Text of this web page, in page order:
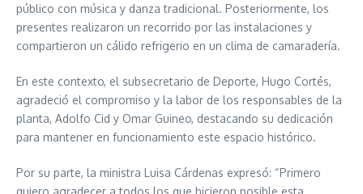
público con música y danza tradicional. Posteriormente, los
presentes realizaron un recorrido por las instalaciones y
compartieron un cálido refrigerio en un clima de camaradería.
En este contexto, el subsecretario de Deporte, Hugo Cortés,
agradeció el compromiso y la labor de los responsables de la
planta, Adolfo Cid y Omar Guineo, destacando su dedicación
para mantener en funcionamiento este espacio histórico.
Por su parte, la ministra Luisa Cárdenas expresó: “Primero
quiero agradecer a todos los que hicieron posible esta